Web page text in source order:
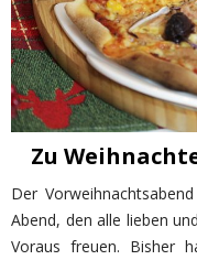
Zu
Der
Abend, den alle lieben
Voraus freuen. Bisher